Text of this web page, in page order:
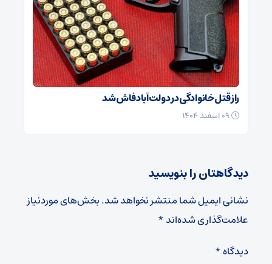
راز قتل خانوادگی در دولت‌آباد فاش شد
دیدگاهتان را بنویسید
نشانی ایمیل شما منتشر نخواهد شد.بخش‌های موردنیاز
علامت‌گذاری شده‌اند*
دیدگاه*